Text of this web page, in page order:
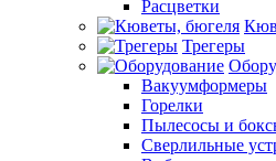
Расцветки
Трегеры
Вакуумформеры
Горелки
Пылесосы и
Сверлильные